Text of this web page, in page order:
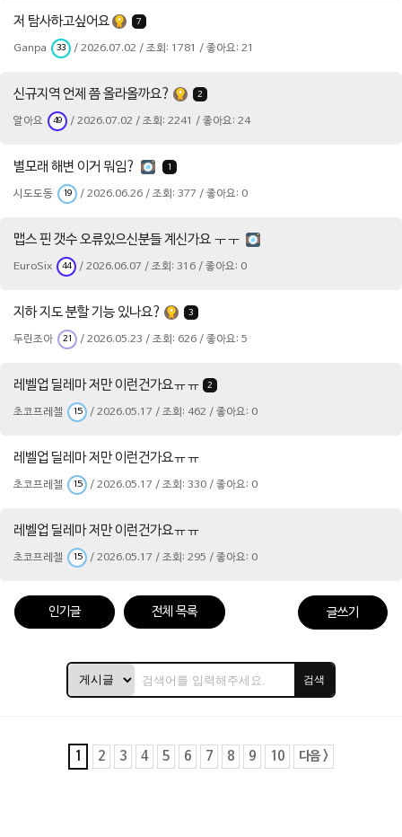
저 탐사하고싶어요 7
Ganpa 33 / 2026.07.02 / 조회: 1781 / 좋아요: 21
신규지역 언제 쯤 올라올까요? 2
알아요 49 / 2026.07.02 / 조회: 2241 / 좋아요: 24
별모래 해변 이거 뭐임? 1
시도도동 19 / 2026.06.26 / 조회: 377 / 좋아요: 0
맵스 핀 갯수 오류있으신분들 계신가요 ㅜㅜ
EuroSix 44 / 2026.06.07 / 조회: 316 / 좋아요: 0
지하 지도 분할 기능 있나요? 3
두린조아 21 / 2026.05.23 / 조회: 626 / 좋아요: 5
레벨업 딜레마 저만 이런건가요ㅠㅠ 2
초코프레첼 15 / 2026.05.17 / 조회: 462 / 좋아요: 0
레벨업 딜레마 저만 이런건가요ㅠㅠ
초코프레첼 15 / 2026.05.17 / 조회: 330 / 좋아요: 0
레벨업 딜레마 저만 이런건가요ㅠㅠ
초코프레첼 15 / 2026.05.17 / 조회: 295 / 좋아요: 0
인기글 전체 목록 글쓰기
검색
1 2 3 4 5 6 7 8 9 10 다음 >